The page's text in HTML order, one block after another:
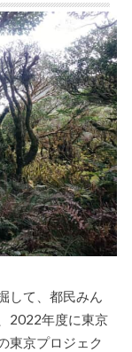
して、都民みん
2022年度に東京
東京プロジェク